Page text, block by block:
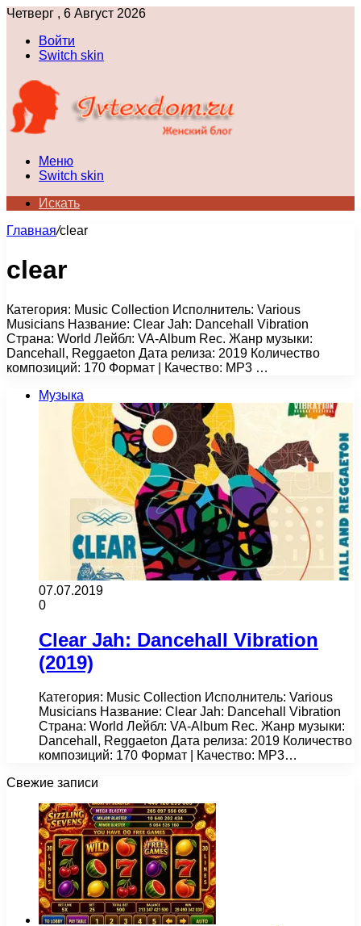
Четверг , 6 Август 2026
Войти
Switch skin
Меню
Switch skin
Искать
Главная/clear
clear
Категория: Music Collection Исполнитель: Various
Musicians Название: Clear Jah: Dancehall Vibration
Страна: World Лейбл: VA-Album Rec. Жанр музыки:
Dancehall, Reggaeton Дата релиза: 2019 Количество
композиций: 170 Формат | Качество: MP3 …
Музыка
07.07.2019
0
Clear Jah: Dancehall Vibration
(2019)
Категория: Music Collection Исполнитель: Various
Musicians Название: Clear Jah: Dancehall Vibration
Страна: World Лейбл: VA-Album Rec. Жанр музыки:
Dancehall, Reggaeton Дата релиза: 2019 Количество
композиций: 170 Формат | Качество: MP3…
Свежие записи